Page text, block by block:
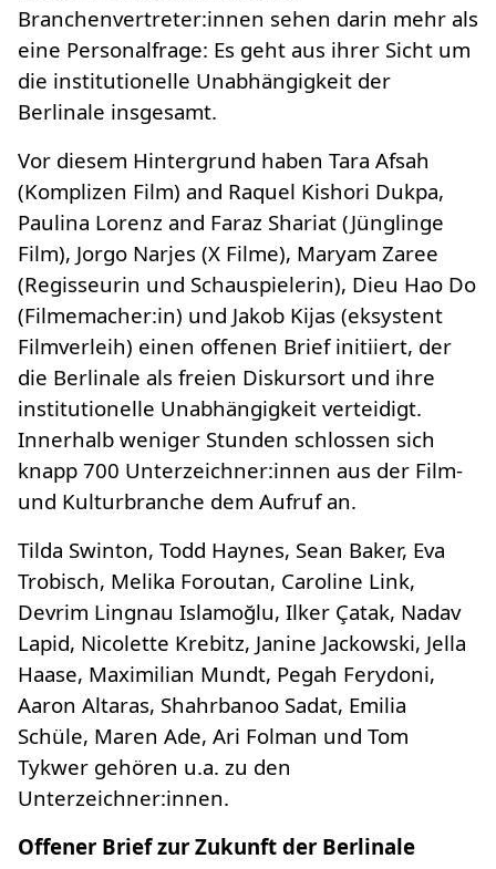
Branchenvertreter:innen sehen darin mehr als
eine Personalfrage: Es geht aus ihrer Sicht um
die institutionelle Unabhängigkeit der
Berlinale insgesamt.
Vor diesem Hintergrund haben Tara Afsah
(Komplizen Film) and Raquel Kishori Dukpa,
Paulina Lorenz and Faraz Shariat (Jünglinge
Film), Jorgo Narjes (X Filme), Maryam Zaree
(Regisseurin und Schauspielerin), Dieu Hao Do
(Filmemacher:in) und Jakob Kijas (eksystent
Filmverleih) einen offenen Brief initiiert, der
die Berlinale als freien Diskursort und ihre
institutionelle Unabhängigkeit verteidigt.
Innerhalb weniger Stunden schlossen sich
knapp 700 Unterzeichner:innen aus der Film-
und Kulturbranche dem Aufruf an.
Tilda Swinton, Todd Haynes, Sean Baker, Eva
Trobisch, Melika Foroutan, Caroline Link,
Devrim Lingnau Islamoğlu, Ilker Çatak, Nadav
Lapid, Nicolette Krebitz, Janine Jackowski, Jella
Haase, Maximilian Mundt, Pegah Ferydoni,
Aaron Altaras, Shahrbanoo Sadat, Emilia
Schüle, Maren Ade, Ari Folman und Tom
Tykwer gehören u.a. zu den
Unterzeichner:innen.
Offener Brief zur Zukunft der Berlinale